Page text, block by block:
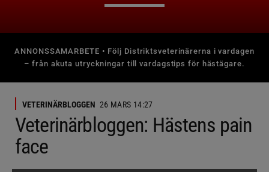
ANNONSSAMARBETE • Följ Distriktsveterinärerna i vardagen
– från akuta utryckningar till vardagstips för hästägare.
VETERINÄRBLOGGEN 26 MARS 14:27
Veterinärbloggen: Hästens pain
face